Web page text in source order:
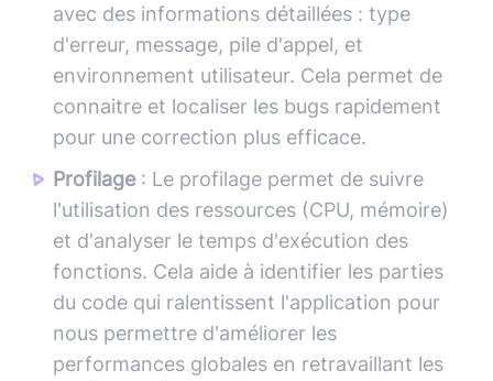
avec des informations détaillées : type
d'erreur, message, pile d'appel, et
environnement utilisateur. Cela permet de
connaitre et localiser les bugs rapidement
pour une correction plus efficace.
Profilage: Le profilage permet de suivre
l'utilisation des ressources (CPU, mémoire)
et d'analyser le temps d'exécution des
fonctions. Cela aide à identifier les parties
du code qui ralentissent l'application pour
nous permettre d'améliorer les
performances globales en retravaillant les